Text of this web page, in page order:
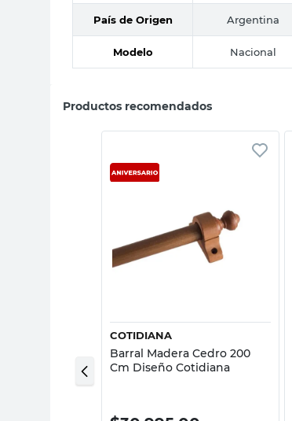
País de Origen Argentina
Modelo Nacional
Productos recomendados
COTIDIANA
Barral Madera Cedro 200
Cm Diseño Cotidiana